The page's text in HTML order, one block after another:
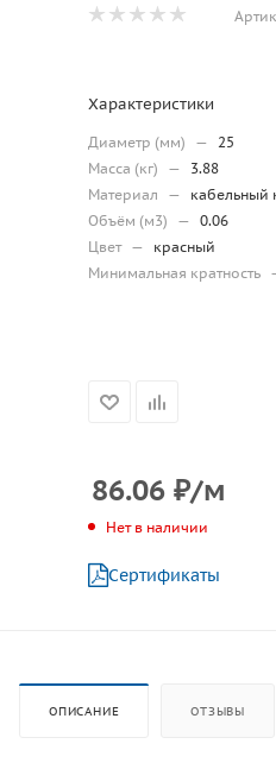
Характеристики
Диаметр (мм) —
25
Масса (кг)
—
3.88
Материал
—
кабельный
Объём (м3)
— 0.06
Цвет —
красный
Минимальная кратность
86.06 ₽/м
Нет в наличии
Сертификаты
ОПИСАНИЕ ОТЗЫВЫ